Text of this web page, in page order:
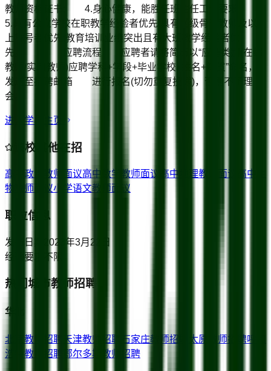
教师资格证书; 4.身心健康，能胜任班主任工作要求;
5.具有公立学校在职教学经验者优先;具有区级骨干教师及以
上称号者优先;教育培训业绩突出且有大班教学经验者优
先。 应聘流程 应聘者请将简历以“应聘类别(在编
教师/实习教师)应聘学科+学段+毕业学校+姓名+籍贯”命名，
发送至招聘邮箱 进行报名(切勿重复投递)，否则不予理
会。
进入学校主页
该校其他在招
高中政治教师 面议高中数学教师面议 高中地理教师 面议
高中生
物教师 面议小学语文教师面议
职位信息
发布日期
2023年3月22日
经验要求
不限
热门城市教师招聘
华北
北京 教师招聘 天津教师招聘 石家庄教师招聘 太原 教师招聘呼和
浩特 教师招聘 鄂尔多斯 教师招聘